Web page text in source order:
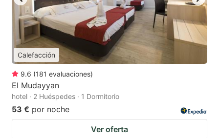
Calefacción
9.6 (181 evaluaciones)
El Mudayyan
hotel · 2 Huéspedes · 1 Dormitorio
53 € por noche
Ver oferta